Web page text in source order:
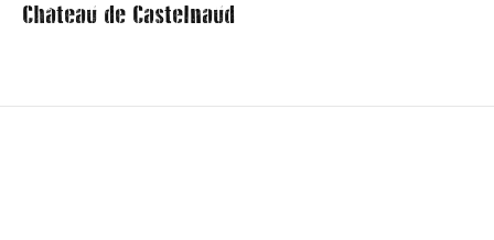
Château de Castelnaud